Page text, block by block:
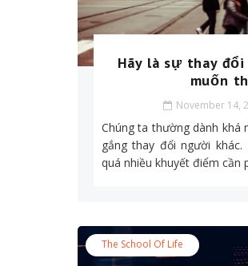
Hãy là sự thay đổi
muốn
November 14,
Chúng ta thường dành khá
gắng thay đổi người
quá nhiều khuyết điểm cần
The School Of Life